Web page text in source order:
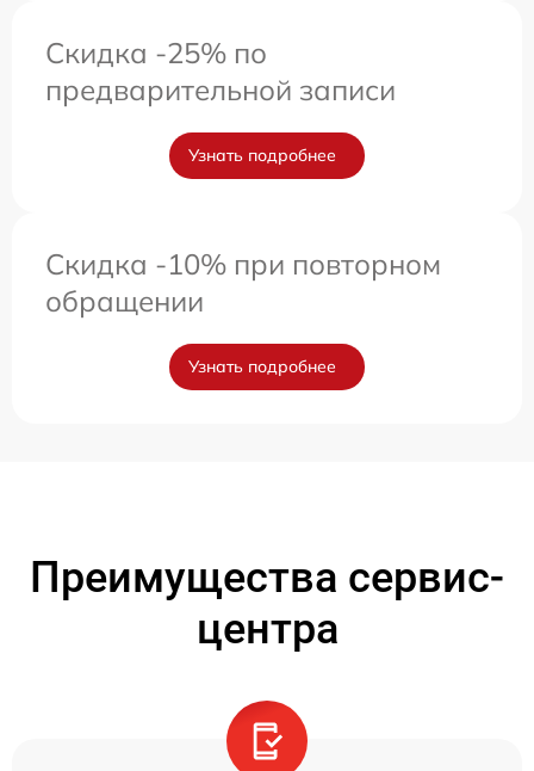
Скидка -25% по
предварительной записи
Узнать подробнее
Скидка -10% при повторном
обращении
Узнать подробнее
Преимущества сервис-
центра